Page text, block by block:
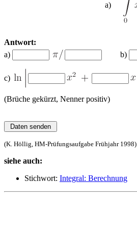
a)
Antwort:
a)
b)
c)
(Brüche gekürzt, Nenner positiv)
(K. Höllig, HM-Prüfungsaufgabe Frühjahr 1998)
siehe auch:
Stichwort: Integral: Berechnung